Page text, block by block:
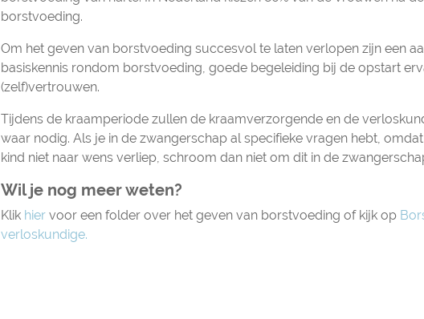
borstvoeding.
Om het geven van borstvoeding succesvol te laten verlopen zijn een
basiskennis rondom borstvoeding, goede begeleiding bij de opstart
(zelf)vertrouwen.
Tijdens de kraamperiode zullen de kraamverzorgende en de
waar nodig. Als je in de zwangerschap al specifieke vragen hebt,
kind niet naar wens verliep, schroom dan niet om dit in de
Wil je nog meer weten?
Klik hier voor een folder over het geven van borstvoeding of kijk op
verloskundige.